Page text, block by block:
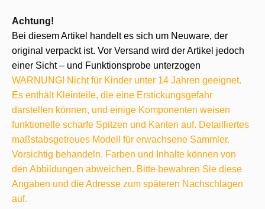
Achtung!
Bei diesem Artikel handelt es sich um Neuware, der
original verpackt ist. Vor Versand wird der Artikel jedoch
einer Sicht – und Funktionsprobe unterzogen
WARNUNG! Nicht für Kinder unter 14 Jahren geeignet.
Es enthält Kleinteile, die eine Erstickungsgefahr
darstellen können, und einige Komponenten weisen
funktionelle scharfe Spitzen und Kanten auf. Detailliertes
maßstabsgetreues Modell für erwachsene Sammler.
Vorsichtig behandeln. Farben und Inhalte können von
den Abbildungen abweichen. Bitte bewahren Sie diese
Angaben und die Adresse zum späteren Nachschlagen
auf.